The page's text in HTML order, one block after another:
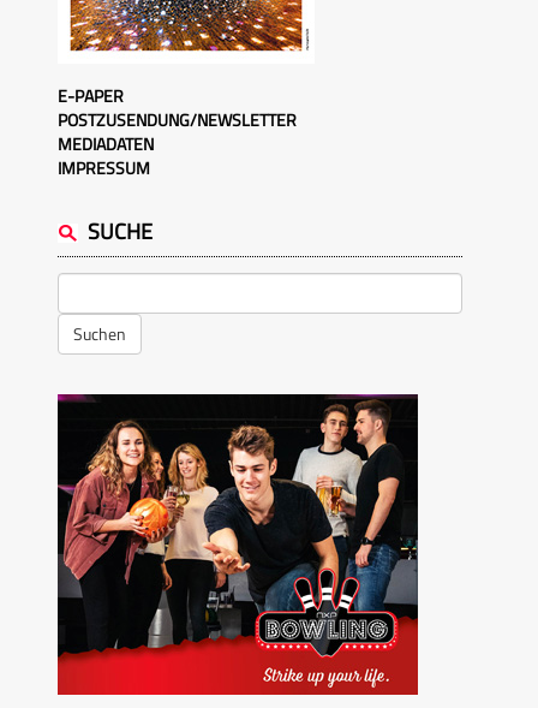
E-PAPER
POSTZUSENDUNG/NEWSLETTER
MEDIADATEN
IMPRESSUM
SUCHE
Suchen